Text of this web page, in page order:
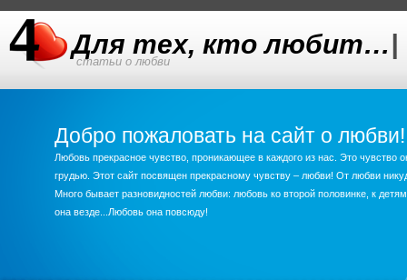
Для тех, кто любит…|
статьи о любви
Добро пожаловать на сайт о любви!
Любовь прекрасное чувство, проникающее в каждого из нас. Это чувство
грудью. Этот сайт посвящен прекрасному чувству – любви! От любви
Много бывает разновидностей любви: любовь ко второй половинке, к
она везде...Любовь она повсюду!